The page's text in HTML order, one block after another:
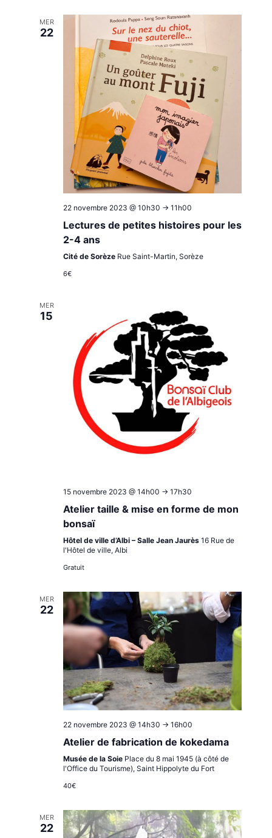
MER
22
22 novembre 2023 @ 10h30 -> 11h00
Lectures de petites histoires pour les
2-4 ans
Cité de Sorèze Rue Saint-Martin, Sorèze
6€
MER
15
15 novembre 2023 @ 14h00 -> 17h30
Atelier taille & mise en forme de mon
bonsaï
Hôtel de ville d’Albi – Salle Jean Jaurès 16 Rue de
l'Hôtel de ville, Albi
Gratuit
MER
22
22 novembre 2023 @ 14h30 -> 16h00
Atelier de fabrication de kokedama
Musée de la Soie Place du 8 mai 1945 (à côté de
l'Office du Tourisme), Saint Hippolyte du Fort
40€
MER
22